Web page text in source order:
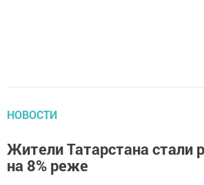
НОВОСТИ
Жители Татарстана стали
на 8% реже